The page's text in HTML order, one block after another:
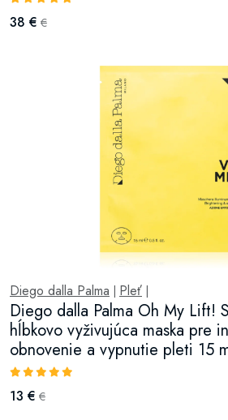
38 € €
Diego dalla Palma Pleť
Diego dalla Palma Oh My Lift!
hĺbkovo vyživujúca maska pre
obnovenie a vypnutie pleti 15
13 € €